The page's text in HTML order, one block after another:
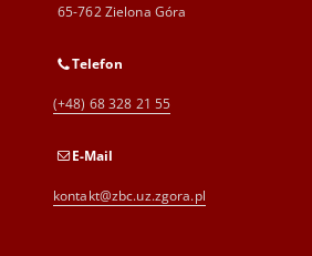
65-762 Zielona Góra
Telefon
(+48) 68 328 21 55
E-Mail
kontakt@zbc.uz.zgora.pl